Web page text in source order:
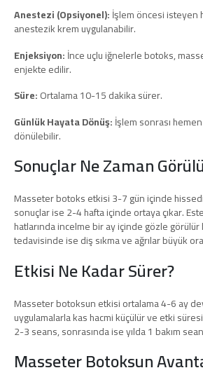
Anestezi (Opsiyonel):İşlem öncesi isteyen
anestezik krem uygulanabilir.
Enjeksiyon:İnce uçlu iğnelerle botoks,
enjekte edilir.
Süre:Ortalama 10-15 dakika sürer.
Günlük Hayata Dönüş:İşlem sonrası
dönülebilir.
Sonuçlar Ne Zaman
Masseter botoks etkisi 3-7 gün içinde
sonuçlar ise 2-4 hafta içinde ortaya çıkar.
hatlarında incelme bir ay içinde gözle
tedavisinde ise diş sıkma ve ağrılar büyük
Etkisi Ne Kadar Sürer?
Masseter botoksun etkisi ortalama 4-6 ay
uygulamalarla kas hacmi küçülür ve etki
2-3 seans, sonrasında ise yılda 1 bakım
Masseter Botoksun